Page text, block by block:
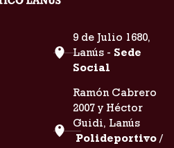
9 de Julio 1680,
Lanús - Sede
Social
Ramón Cabrero
2007 y Héctor
Guidi, Lanús
Polideportivo /